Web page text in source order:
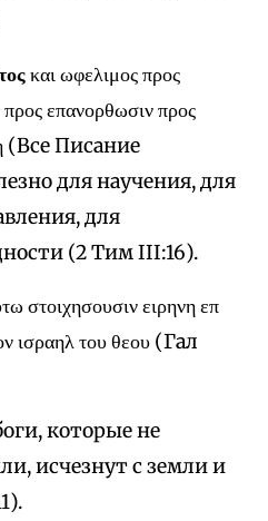
και ωφελιμος προς
επανορθωσιν προς
(Все Писание
для научения, для
для
(2 Тим III:16).
στοιχησουσιν ειρηνη επ
ισραηλ του θεου (Гал
которые не
исчезнут с земли и